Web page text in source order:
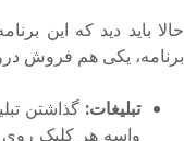
حالا باید دید که این
برنامه، یکی هم فروش
تبلیغات: گذاشتن